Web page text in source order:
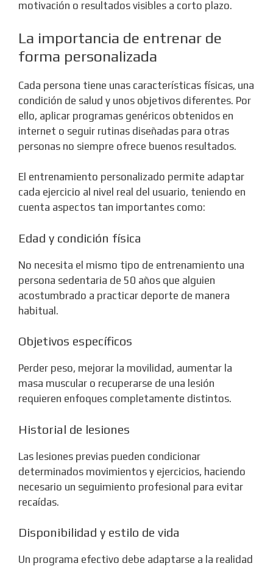
motivación o resultados visibles a corto plazo.
La importancia de entrenar de
forma personalizada
Cada persona tiene unas características físicas, una
condición de salud y unos objetivos diferentes. Por
ello, aplicar programas genéricos obtenidos en
internet o seguir rutinas diseñadas para otras
personas no siempre ofrece buenos resultados.
El entrenamiento personalizado permite adaptar
cada ejercicio al nivel real del usuario, teniendo en
cuenta aspectos tan importantes como:
Edad y condición física
No necesita el mismo tipo de entrenamiento una
persona sedentaria de 50 años que alguien
acostumbrado a practicar deporte de manera
habitual.
Objetivos específicos
Perder peso, mejorar la movilidad, aumentar la
masa muscular o recuperarse de una lesión
requieren enfoques completamente distintos.
Historial de lesiones
Las lesiones previas pueden condicionar
determinados movimientos y ejercicios, haciendo
necesario un seguimiento profesional para evitar
recaídas.
Disponibilidad y estilo de vida
Un programa efectivo debe adaptarse a la realidad